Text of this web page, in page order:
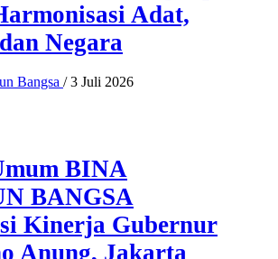
Adat,
Negara
Bangsa / 3 Juli 2026
BINA
BANGSA
Kinerja Gubernur
Anung, Jakarta